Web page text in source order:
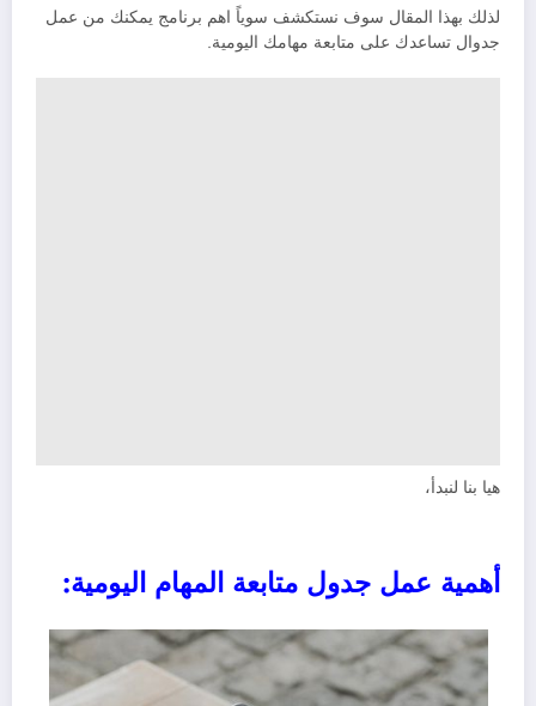
لذلك بهذا المقال سوف نستكشف سوياً اهم برنامج يمكنك من عمل
جدوال تساعدك على متابعة مهامك اليومية.
هيا بنا لنبدأ،
أهمية عمل جدول متابعة المهام اليومية: